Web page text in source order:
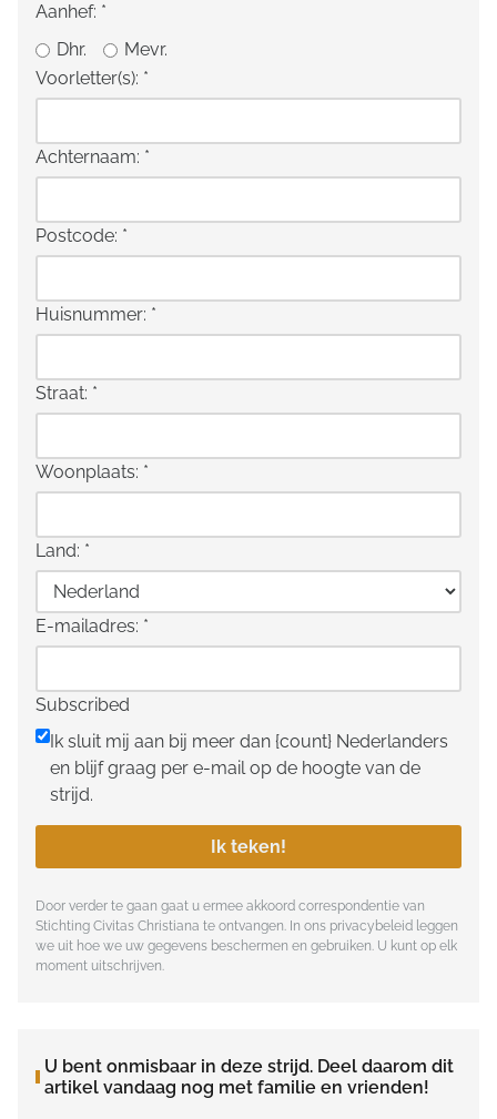
Aanhef: *
Dhr.
Mevr.
Voorletter(s): *
Achternaam: *
Postcode: *
Huisnummer: *
Straat: *
Woonplaats: *
Land: *
E-mailadres: *
Subscribed
Ik sluit mij aan bij meer dan {count} Nederlanders
en blijf graag per e-mail op de hoogte van de
strijd.
Ik teken!
Door verder te gaan gaat u ermee akkoord correspondentie van
Stichting Civitas Christiana te ontvangen. In ons privacybeleid leggen
we uit hoe we uw gegevens beschermen en gebruiken. U kunt op elk
moment uitschrijven.
U bent onmisbaar in deze strijd. Deel daarom dit
artikel vandaag nog met familie en vrienden!